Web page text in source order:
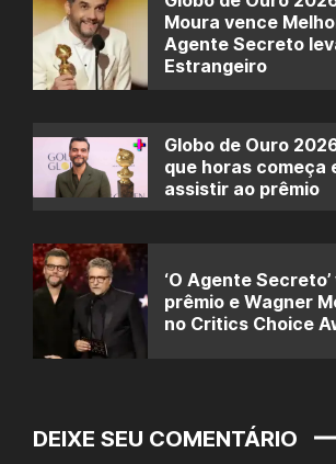
Moura vence
Agente Secreto
Estrangeiro
Globo de Ouro
que horas começa
assistir ao prêmio
‘O Agente
prêmio e Wagner
no Critics Choice
DEIXE SEU COMENTÁRIO